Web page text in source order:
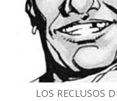
LOS RECLUSOS